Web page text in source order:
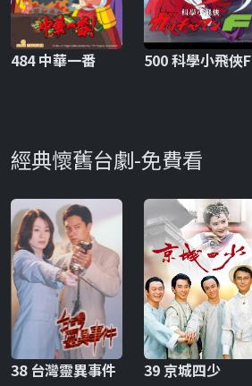
484 中華一番 500 科學小飛俠F
經典懷舊台劇-免費看
38 台灣靈異事件 39 京城四少